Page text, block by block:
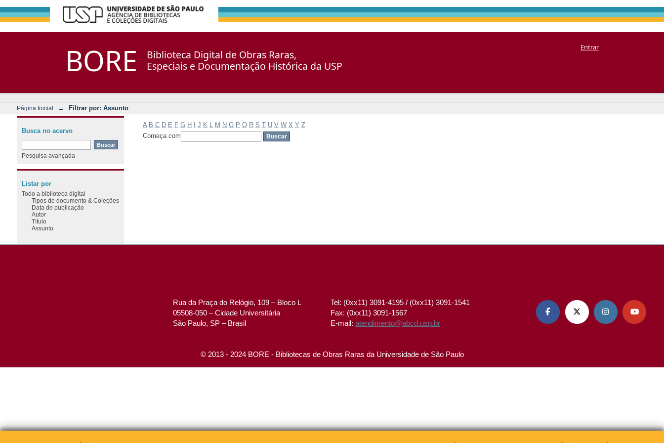
BORE
Biblioteca Digital de Obras Raras,
Especiais e Documentação Histórica da USP
Entrar
Página Inicial → Filtrar por: Assunto
A B C D E F G H J K M N O P Q R S T U V W X Y Z
Começa com
Busca no acervo
Pesquisa avançada
Listar por
Todo a biblioteca digital
Tipos de documento & Coleções
Data de publicação
Autor
Título
Assunto
Rua da Praça do Relógio, 109 – Bloco L
05508-050 – Cidade Universitária
São Paulo, SP – Brasil
Tel: (0xx11) 3091-4195 / (0xx11) 3091-1541
Fax: (0xx11) 3091-1567
E-mail:atendimento@abcd.usp.br
   
© 2013 - 2024 BORE - Bibliotecas de Obras Raras da Universidade de São Paulo